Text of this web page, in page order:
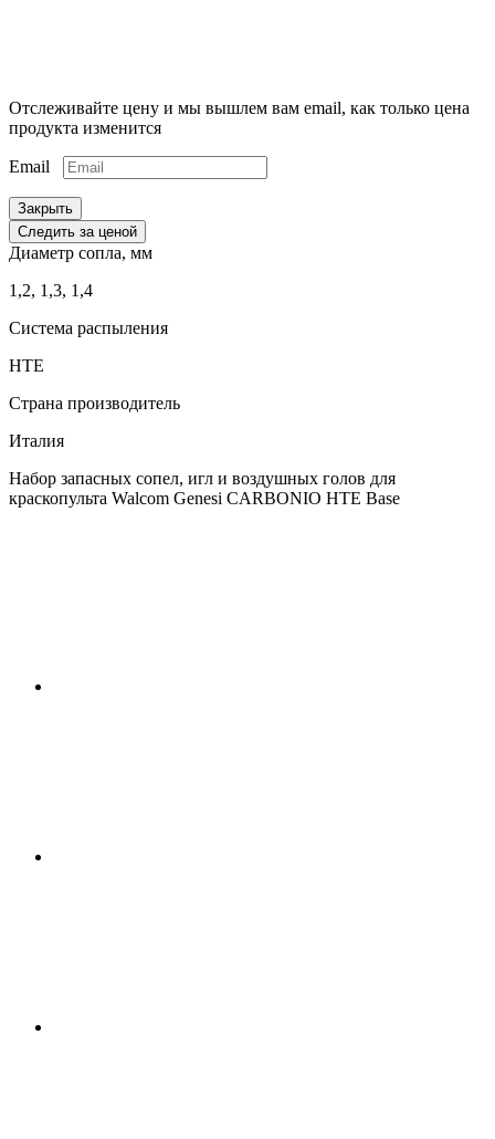
Отслеживайте цену и мы вышлем вам email, как только цена
продукта изменится
Email
Закрыть
Следить за ценой
Диаметр сопла, мм
1,2, 1,3, 1,4
Система распыления
HTE
Страна производитель
Италия
Набор запасных сопел, игл и воздушных голов для
краскопульта Walcom Genesi CARBONIO HTE Base